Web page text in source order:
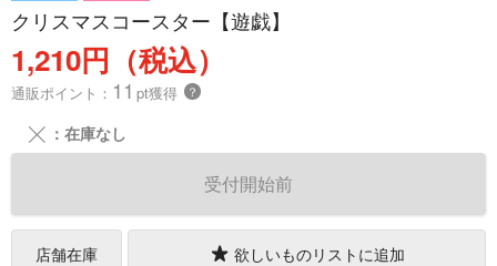
クリスマスコースター【遊戯】
1,210円（税込）
通販ポイント： 11 pt獲得 ？
╳ ：在庫なし
受付開始前
店舗在庫 欲しいものリストに追加